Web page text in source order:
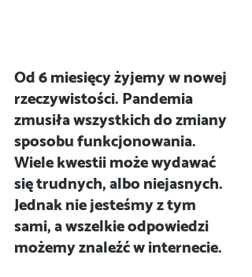
Od 6 miesięcy żyjemy w nowej
rzeczywistości. Pandemia
zmusiła wszystkich do zmiany
sposobu funkcjonowania.
Wiele kwestii może wydawać
się trudnych, albo niejasnych.
Jednak nie jesteśmy z tym
sami, a wszelkie odpowiedzi
możemy znaleźć w internecie.